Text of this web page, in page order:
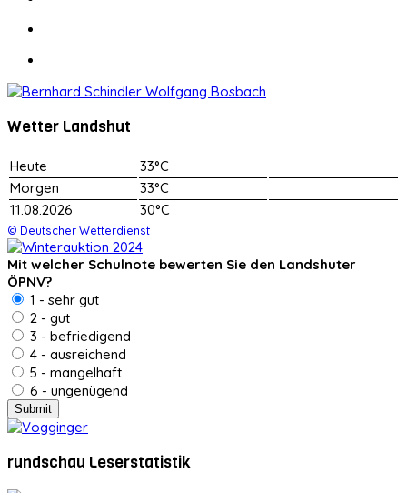
Wetter Landshut
Heute
33°C
Morgen
33°C
11.08.2026
30°C
© Deutscher Wetterdienst
Mit welcher Schulnote bewerten Sie den Landshuter
ÖPNV?
1 - sehr gut
2 - gut
3 - befriedigend
4 - ausreichend
5 - mangelhaft
6 - ungenügend
rundschau Leserstatistik